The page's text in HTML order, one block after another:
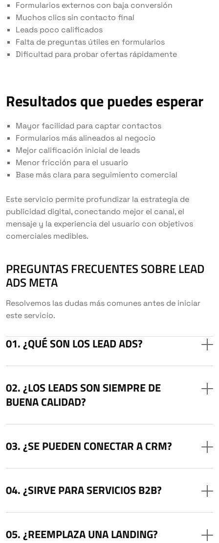
Formularios externos con baja conversión
Muchos clics sin contacto final
Leads poco calificados
Falta de preguntas útiles en formularios
Dificultad para probar ofertas rápidamente
Resultados que puedes esperar
Mayor facilidad para captar contactos
Formularios más alineados al negocio
Mejor calificación inicial de leads
Menor fricción para el usuario
Base más clara para seguimiento comercial
Este servicio permite profundizar la estrategia de
publicidad digital, conectando mejor el canal, el
mensaje y la experiencia del usuario con objetivos
comerciales medibles.
PREGUNTAS FRECUENTES SOBRE LEAD
ADS META
Resolvemos las dudas más comunes antes de iniciar
este servicio.
¿QUÉ SON LOS LEAD ADS?
¿LOS LEADS SON SIEMPRE DE
BUENA CALIDAD?
¿SE PUEDEN CONECTAR A CRM?
¿SIRVE PARA SERVICIOS B2B?
¿REEMPLAZA UNA LANDING?